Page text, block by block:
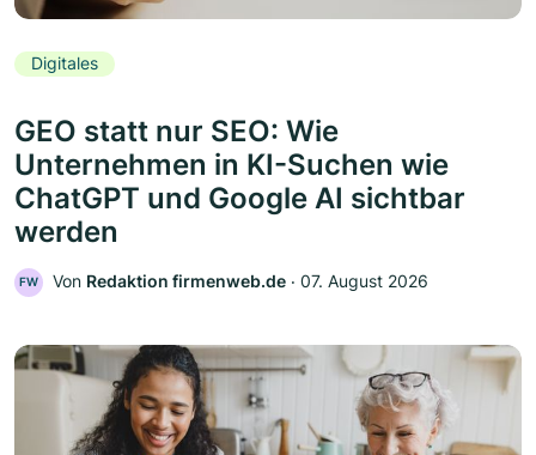
Digitales
GEO statt nur SEO: Wie
Unternehmen in KI-Suchen wie
ChatGPT und Google AI sichtbar
werden
FW Von Redaktion firmenweb.de ‧ 07. August 2026